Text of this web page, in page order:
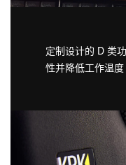
定制设计的 D 类
性并降低工作温度